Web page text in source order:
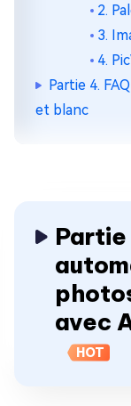
2.
3.
4.
Partie 4.
et blanc
Partie
avec
HOT